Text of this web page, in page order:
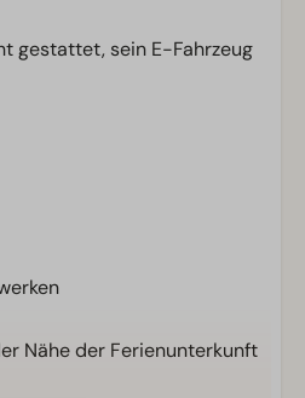
gestattet, sein E-Fahrzeug
Nähe der Ferienunterkunft